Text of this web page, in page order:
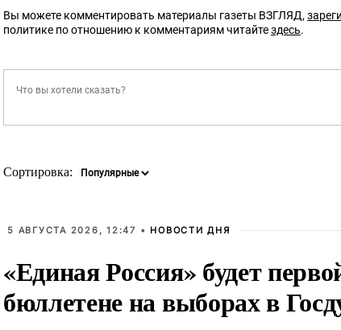
Вы можете комментировать материалы газеты ВЗГЛЯД,
политике по отношению к комментариям читайтездесь.
Сортировка:
5 АВГУСТА 2026, 12:47 • НОВОСТИ ДНЯ
«Единая Россия» будет
бюллетене на выборах в